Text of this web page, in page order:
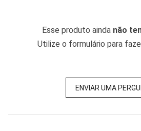
Esse produto ainda não
Utilize o formulário para
ENVIAR UMA